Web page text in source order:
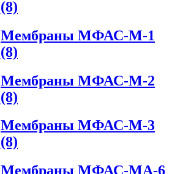
(8)
Мембраны МФАС-М-1
(8)
Мембраны МФАС-М-2
(8)
Мембраны МФАС-М-3
(8)
Мембраны МФАС-МА-6